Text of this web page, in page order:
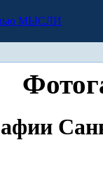
МЫСЛИ